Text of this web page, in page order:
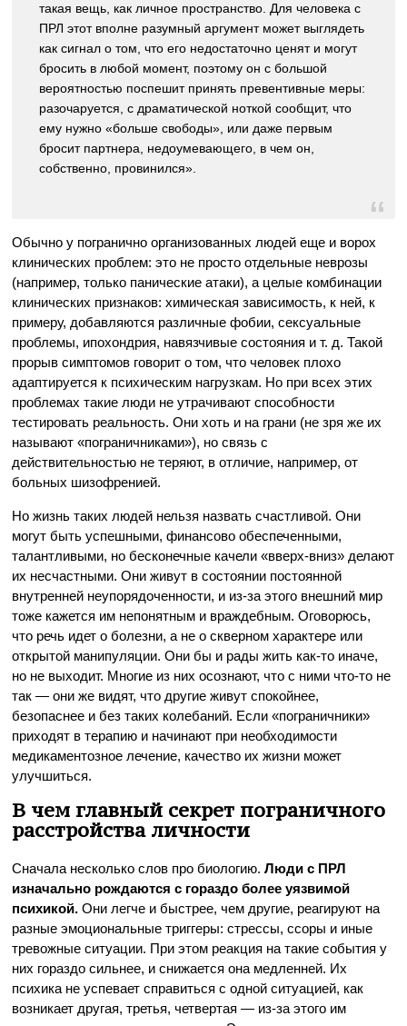
такая вещь, как личное пространство. Для человека с
ПРЛ этот вполне разумный аргумент может выглядеть
как сигнал о том, что его недостаточно ценят и могут
бросить в любой момент, поэтому он с большой
вероятностью поспешит принять превентивные меры:
разочаруется, с драматической ноткой сообщит, что
ему нужно «больше свободы», или даже первым
бросит партнера, недоумевающего, в чем он,
собственно, провинился».
Обычно у погранично организованных людей еще и ворох
клинических проблем: это не просто отдельные неврозы
(например, только панические атаки), а целые комбинации
клинических признаков: химическая зависимость, к ней, к
примеру, добавляются различные фобии, сексуальные
проблемы, ипохондрия, навязчивые состояния и т. д. Такой
прорыв симптомов говорит о том, что человек плохо
адаптируется к психическим нагрузкам. Но при всех этих
проблемах такие люди не утрачивают способности
тестировать реальность. Они хоть и на грани (не зря же их
называют «пограничниками»), но связь с
действительностью не теряют, в отличие, например, от
больных шизофренией.
Но жизнь таких людей нельзя назвать счастливой. Они
могут быть успешными, финансово обеспеченными,
талантливыми, но бесконечные качели «вверх-вниз» делают
их несчастными. Они живут в состоянии постоянной
внутренней неупорядоченности, и из-за этого внешний мир
тоже кажется им непонятным и враждебным. Оговорюсь,
что речь идет о болезни, а не о скверном характере или
открытой манипуляции. Они бы и рады жить как-то иначе,
но не выходит. Многие из них осознают, что с ними что-то не
так — они же видят, что другие живут спокойнее,
безопаснее и без таких колебаний. Если «пограничники»
приходят в терапию и начинают при необходимости
медикаментозное лечение, качество их жизни может
улучшиться.
В чем главный секрет пограничного
расстройства личности
Сначала несколько слов про биологию.Люди с ПРЛ
изначально рождаются с гораздо более уязвимой
психикой. Они легче и быстрее, чем другие, реагируют на
разные эмоциональные триггеры: стрессы, ссоры и иные
тревожные ситуации. При этом реакция на такие события у
них гораздо сильнее, и снижается она медленней. Их
психика не успевает справиться с одной ситуацией, как
возникает другая, третья, четвертая — из-за этого им